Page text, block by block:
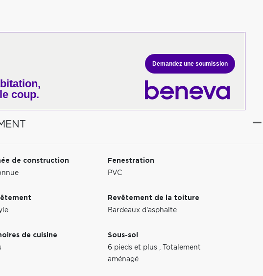
coup.
Demandez une soumission
de construction
Fenestration
PVC
Revêtement de la toiture
Bardeaux d'asphalte
de cuisine
Sous-sol
6 pieds et plus ,
Totalement
aménagé